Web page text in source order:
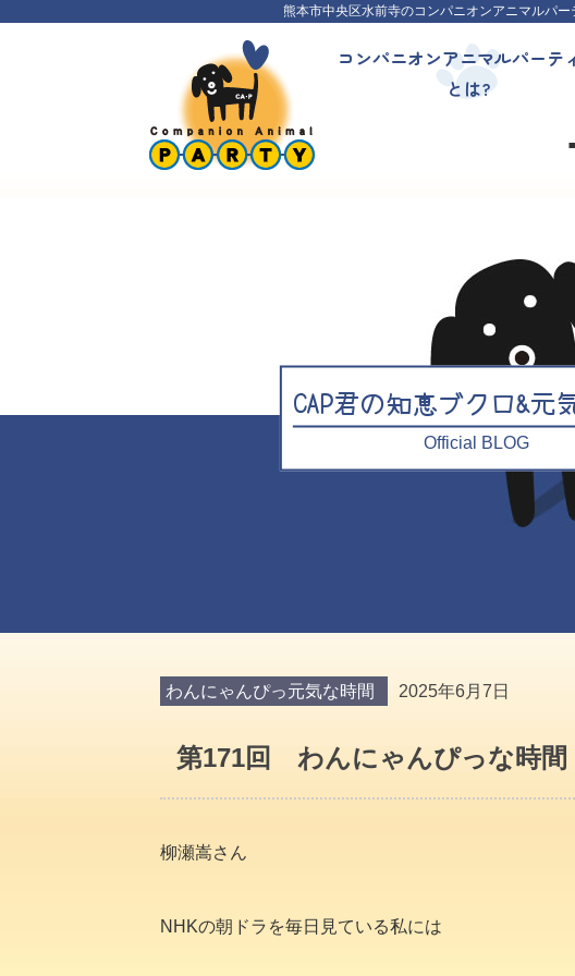
熊本市中央区水前寺のコンパニオンアニマルパ
コンパニオンアニマルパーテ
とは?
CAP君の知恵ブクロ&元
Official BLOG
わんにゃんぴっ元気な時間 2025年6月7日
第171回 わんにゃんぴっな時間
柳瀬嵩さん
NHKの朝ドラを毎日見ている私には